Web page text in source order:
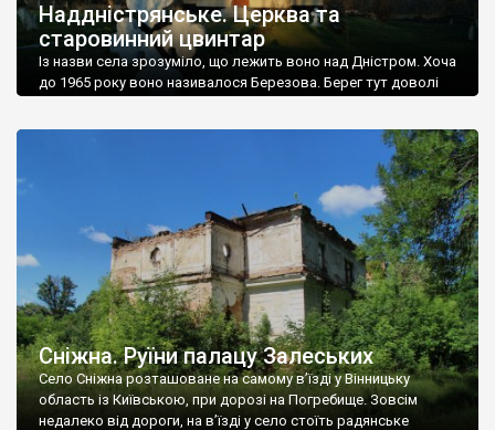
Наддністрянське. Церква та
старовинний цвинтар
Із назви села зрозуміло, що лежить воно над Дністром. Хоча
до 1965 року воно називалося Березова. Берег тут доволі
Наддністрянське відрізняється від більшості навколишніх
сіл. У селі є мурована Михайлівська церква. Точної дати […]
Сніжна. Руїни палацу Залеських
Село Сніжна розташоване на самому в’їзді у Вінницьку
область із Київською, при дорозі на Погребище. Зовсім
недалеко від дороги, на в’їзді у село стоїть радянське